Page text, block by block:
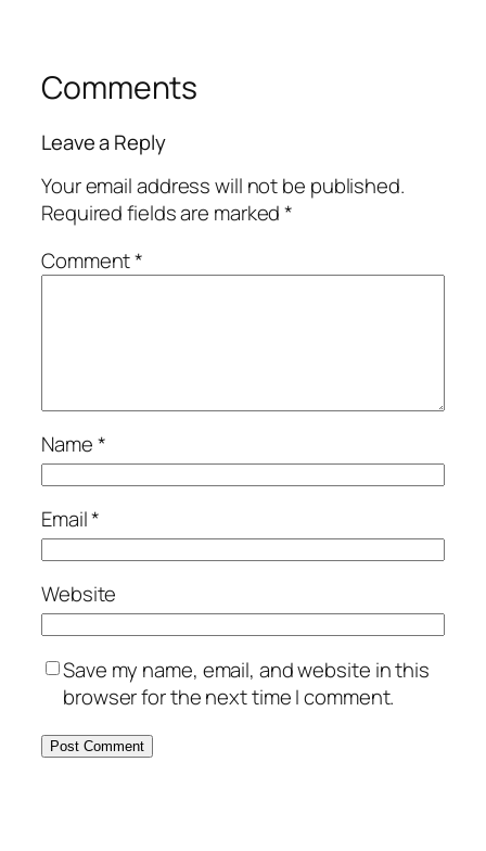
Comments
Leave a Reply
Your email address will not be published.
Required fields are marked*
Comment*
Name*
Email*
Website
Save my name, email, and website in this
browser for the next time I comment.